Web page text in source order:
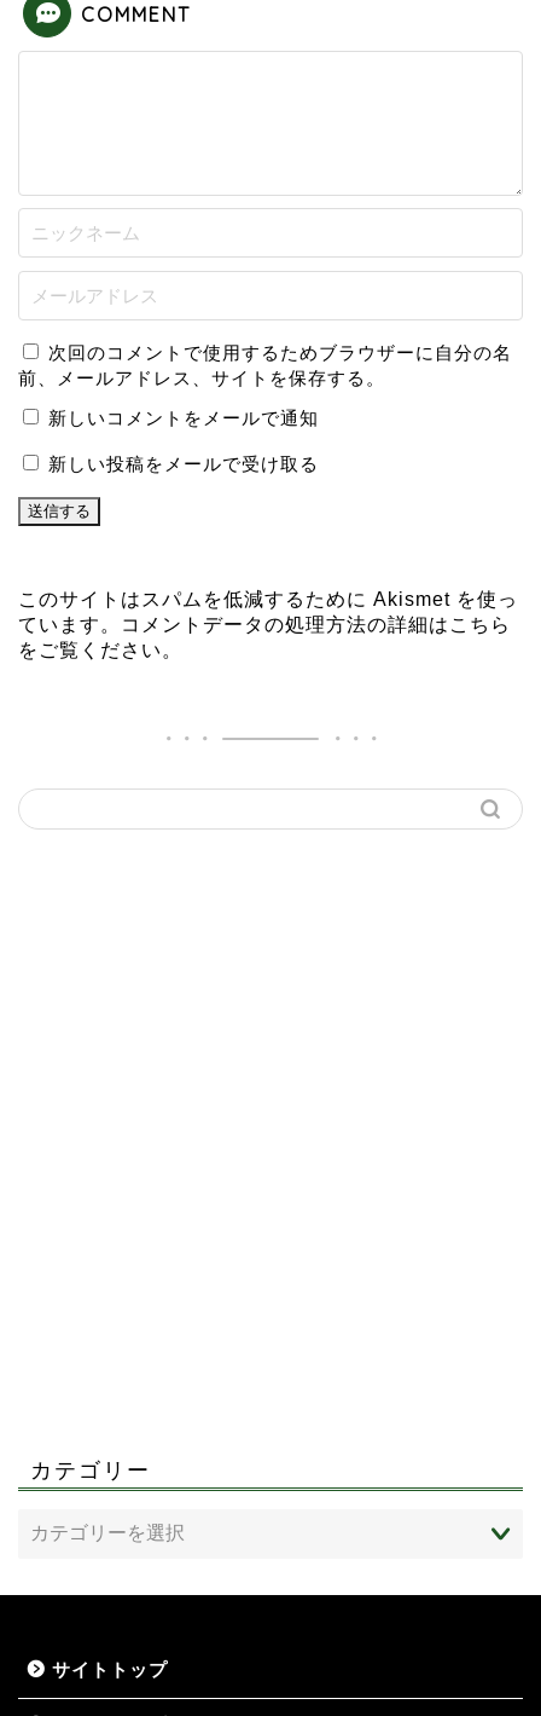
COMMENT
次回のコメントで使用するためブラウザーに自分の名
前、メールアドレス、サイトを保存する。
新しいコメントをメールで通知
新しい投稿をメールで受け取る
このサイトはスパムを低減するために Akismet を使っ
ています。
コメントデータの処理方法の詳細はこちら
をご覧ください 。
カテゴリー
サイトトップ